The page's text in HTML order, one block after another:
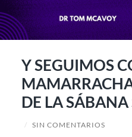
Y SEGUIMOS
DE LA
/ SIN COMENTARIOS